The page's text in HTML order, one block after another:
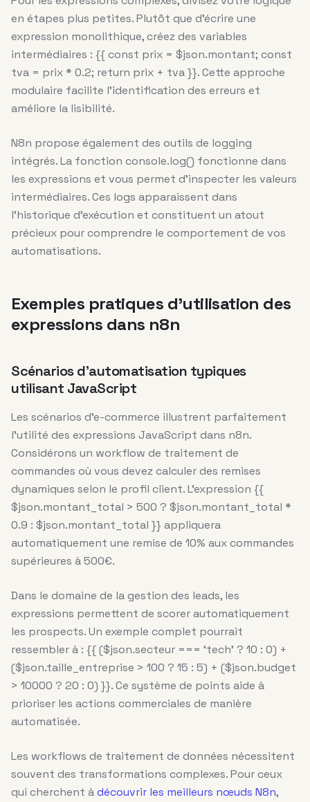
en étapes plus petites. Plutôt que d’écrire une
expression monolithique, créez des variables
intermédiaires : {{ const prix = $json.montant; const
tva = prix * 0.2; return prix + tva }}. Cette approche
modulaire facilite l’identification des erreurs et
améliore la lisibilité.
N8n propose également des outils de logging
intégrés. La fonction console.log() fonctionne dans
les expressions et vous permet d’inspecter les valeurs
intermédiaires. Ces logs apparaissent dans
l’historique d’exécution et constituent un atout
précieux pour comprendre le comportement de vos
automatisations.
Exemples pratiques d’utilisation des
expressions dans n8n
Scénarios d’automatisation typiques
utilisant JavaScript
Les scénarios d’e-commerce illustrent parfaitement
l’utilité des expressions JavaScript dans n8n.
Considérons un workflow de traitement de
commandes où vous devez calculer des remises
dynamiques selon le profil client. L’expression {{
$json.montant_total > 500 ? $json.montant_total *
0.9 : $json.montant_total }} appliquera
automatiquement une remise de 10% aux commandes
supérieures à 500€.
Dans le domaine de la gestion des leads, les
expressions permettent de scorer automatiquement
les prospects. Un exemple complet pourrait
ressembler à : {{ ($json.secteur === ‘tech’ ? 10 : 0) +
($json.taille_entreprise > 100 ? 15 : 5) + ($json.budget
> 10000 ? 20 : 0) }}. Ce système de points aide à
prioriser les actions commerciales de manière
automatisée.
Les workflows de traitement de données nécessitent
souvent des transformations complexes. Pour ceux
qui cherchent àdécouvrir les meilleurs nœuds N8n,